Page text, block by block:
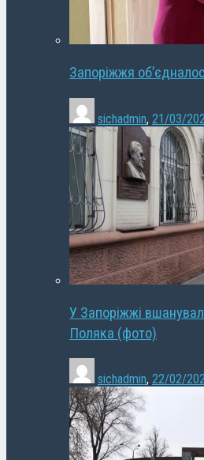
Запоріжжя
sichadmin, 21/03/
У Запоріжжі
Поляка (фото)
sichadmin, 22/02/